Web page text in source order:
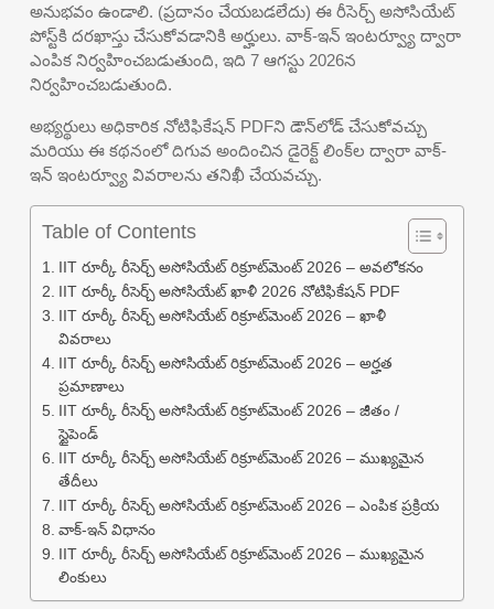
అనుభవం ఉండాలి. (ప్రదానం చేయబడలేదు) ఈ రీసెర్చ్ అసోసియేట్
పోస్ట్‌కి దరఖాస్తు చేసుకోవడానికి అర్హులు. వాక్-ఇన్ ఇంటర్వ్యూ ద్వారా
ఎంపిక నిర్వహించబడుతుంది, ఇది 7 ఆగస్టు 2026న
నిర్వహించబడుతుంది.
అభ్యర్థులు అధికారిక నోటిఫికేషన్ PDFని డౌన్‌లోడ్ చేసుకోవచ్చు
మరియు ఈ కథనంలో దిగువ అందించిన డైరెక్ట్ లింక్‌ల ద్వారా వాక్-
ఇన్ ఇంటర్వ్యూ వివరాలను తనిఖీ చేయవచ్చు.
Table of Contents
IIT రూర్కీ రీసెర్చ్ అసోసియేట్ రిక్రూట్‌మెంట్ 2026 – అవలోకనం
IIT రూర్కీ రీసెర్చ్ అసోసియేట్ ఖాళీ 2026 నోటిఫికేషన్ PDF
IIT రూర్కీ రీసెర్చ్ అసోసియేట్ రిక్రూట్‌మెంట్ 2026 – ఖాళీ
వివరాలు
IIT రూర్కీ రీసెర్చ్ అసోసియేట్ రిక్రూట్‌మెంట్ 2026 – అర్హత
ప్రమాణాలు
IIT రూర్కీ రీసెర్చ్ అసోసియేట్ రిక్రూట్‌మెంట్ 2026 – జీతం /
స్టైపెండ్
IIT రూర్కీ రీసెర్చ్ అసోసియేట్ రిక్రూట్‌మెంట్ 2026 – ముఖ్యమైన
తేదీలు
IIT రూర్కీ రీసెర్చ్ అసోసియేట్ రిక్రూట్‌మెంట్ 2026 – ఎంపిక ప్రక్రియ
వాక్-ఇన్ విధానం
IIT రూర్కీ రీసెర్చ్ అసోసియేట్ రిక్రూట్‌మెంట్ 2026 – ముఖ్యమైన
లింకులు